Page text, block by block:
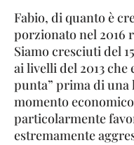
Fabio, di quanto è
porzionato nel 2016
Siamo cresciuti del
ai livelli del 2013
punta” prima di una
momento
particolarmente
estremamente